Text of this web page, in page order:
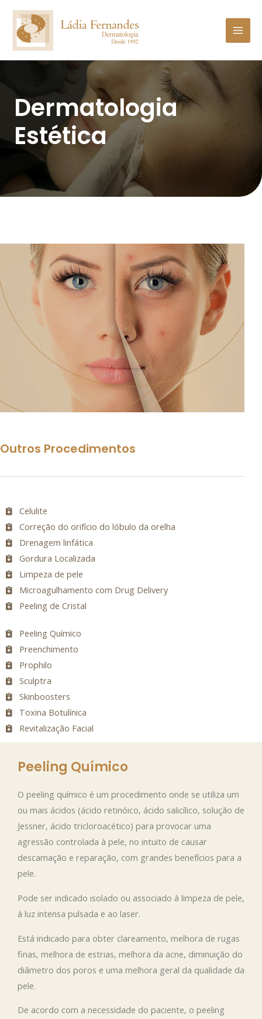
Dermatologia
Estética
Outros Procedimentos
Celulite
Correção do orifício do lóbulo da orelha
Drenagem linfática
Gordura Localizada
Limpeza de pele
Microagulhamento com Drug Delivery
Peeling de Cristal
Peeling Químico
Preenchimento
Prophilo
Sculptra
Skinboosters
Toxina Botulínica
Revitalização Facial
Peeling Químico
O peeling químico é um procedimento onde se utiliza um
ou mais ácidos (ácido retinóico, ácido salicílico, solução de
Jessner, ácido tricloroacético) para provocar uma
agressão controlada à pele, no intuito de causar
descamação e reparação, com grandes benefícios para a
pele.
Pode ser indicado isolado ou associado à limpeza de pele,
à luz intensa pulsada e ao laser.
Está indicado para obter clareamento, melhora de rugas
finas, melhora de estrias, melhora da acne, diminuição do
diâmetro dos poros e uma melhora geral da qualidade da
pele.
De acordo com a necessidade do paciente, o peeling